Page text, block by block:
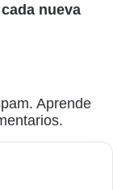
nueva
Aprende